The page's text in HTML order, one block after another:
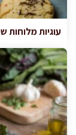
עוגיות מלוחות